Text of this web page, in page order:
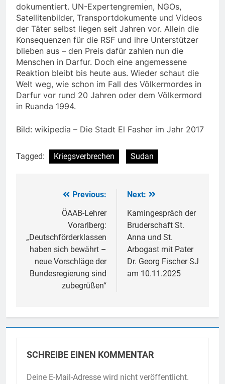
dokumentiert. UN-Expertengremien, NGOs,
Satellitenbilder, Transportdokumente und Videos
der Täter selbst liegen seit Jahren vor. Allein die
Konsequenzen für die RSF und ihre Unterstützer
blieben aus – den Preis dafür zahlen nun die
Menschen in Darfur. Doch eine angemessene
Reaktion bleibt bis heute aus. Wieder schaut die
Welt weg, wie schon im Fall des Völkermordes in
Darfur vor rund 20 Jahren oder dem Völkermord
in Ruanda 1994.
Bild: wikipedia – Die Stadt El Fasher im Jahr 2017
Tagged: Kriegsverbrechen Sudan
Beitragsnavigation
Previous:
ÖAAB-Lehrer
Vorarlberg:
„Deutschförderklassen
haben sich bewährt –
neue Vorschläge der
Bundesregierung sind
zubegrüßen“
Next:
Kamingespräch der
Bruderschaft St.
Anna und St.
Arbogast mit Pater
Dr. Georg Fischer SJ
am 10.11.2025
SCHREIBE EINEN KOMMENTAR
Deine E-Mail-Adresse wird nicht veröffentlicht.